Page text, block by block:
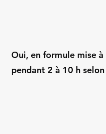
Oui, en formule mise
pendant 2 à 10 h